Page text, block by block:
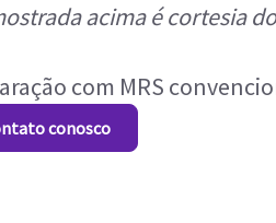
acima é cortesia
com MRS
conosco